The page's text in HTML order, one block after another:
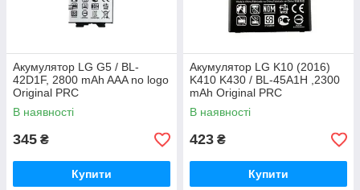
Акумулятор LG G5 / BL-
42D1F, 2800 mAh AAA no logo
Original PRC
В наявності
345 ₴
Купити
Акумулятор LG K10 (2016)
K410 K430 / BL-45A1H ,2300
mAh Original PRC
В наявності
423 ₴
Купити